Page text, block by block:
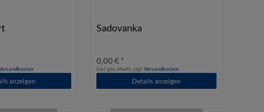
anzeigen
Sadovanka
0,00 € *
inkl. ges. MwSt. zzgl.Versandkosten
Details anzeigen